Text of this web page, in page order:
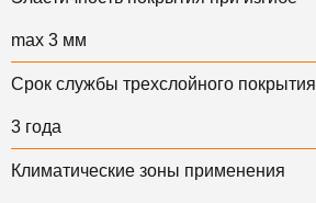
max 3 мм
Срок службы трехслойного покрытия
3 года
Климатические зоны применения